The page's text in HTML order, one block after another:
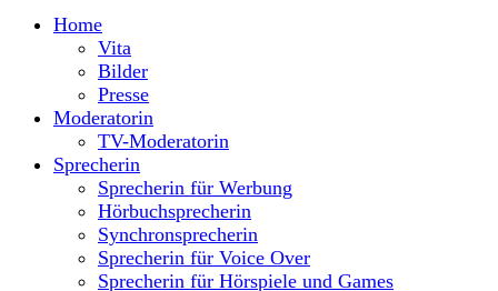
Home
Vita
Bilder
Presse
Moderatorin
TV-Moderatorin
Sprecherin
Sprecherin für Werbung
Hörbuchsprecherin
Synchronsprecherin
Sprecherin für Voice Over
Sprecherin für Hörspiele und Games